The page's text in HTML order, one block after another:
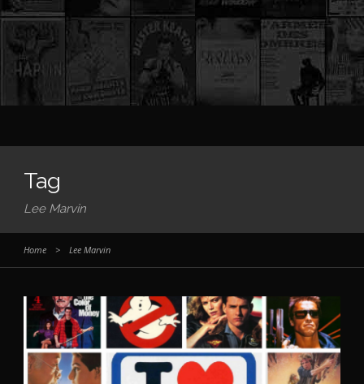
Tag
Lee Marvin
Home > Lee Marvin